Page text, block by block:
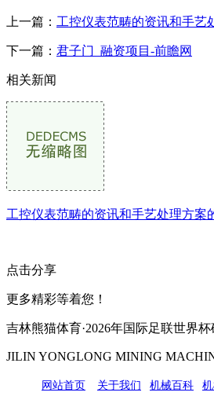
上一篇： 工控仪表范畴的资讯和手艺
下一篇： 君子门_融资项目-前瞻网
相关新闻
工控仪表范畴的资讯和手艺处理方案
点击分享
更多精彩等着您！
吉林熊猫体育·2026年国际足联世界
JILIN YONGLONG MINING
网站首页 关于我们 机械百科